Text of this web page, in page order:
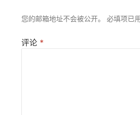
您的邮箱地址不会被公开。 必填项已
评论 *